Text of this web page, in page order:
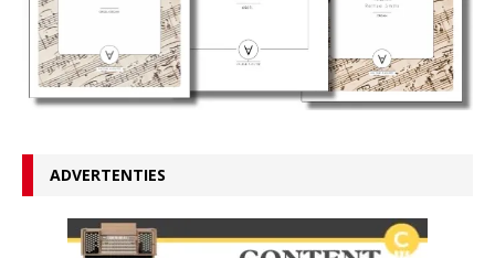
ADVERTENTIES